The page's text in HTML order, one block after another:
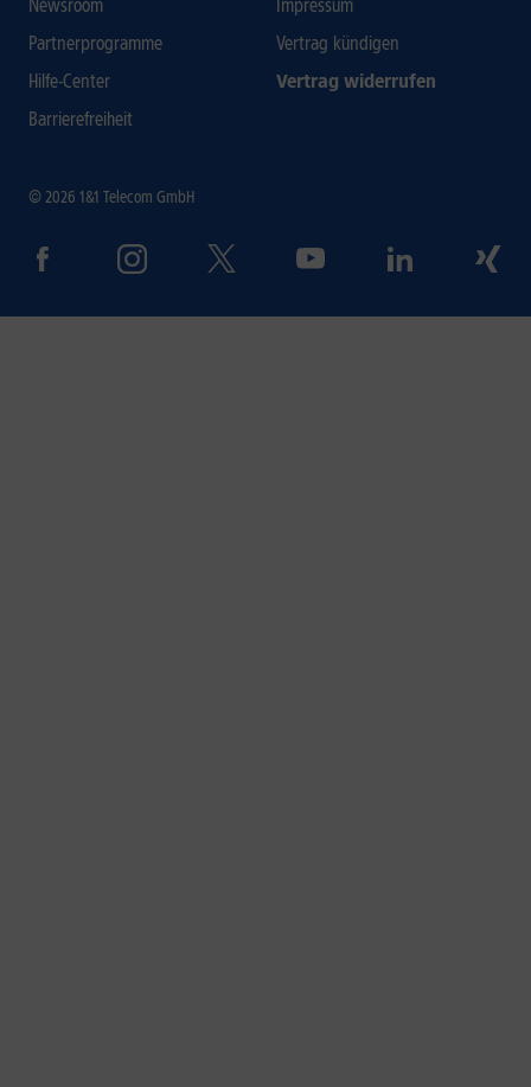
Newsroom
Partnerprogramme
Hilfe-Center
Barrierefreiheit
Impressum
Vertrag kündigen
Vertrag widerrufen
© 2026 1&1 Telecom GmbH